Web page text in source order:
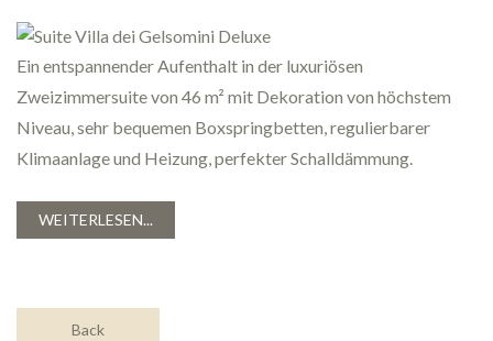
Ein entspannender Aufenthalt in der luxuriösen
Zweizimmersuite von 46 m² mit Dekoration von höchstem
Niveau, sehr bequemen Boxspringbetten, regulierbarer
Klimaanlage und Heizung, perfekter Schalldämmung.
WEITERLESEN...
Back